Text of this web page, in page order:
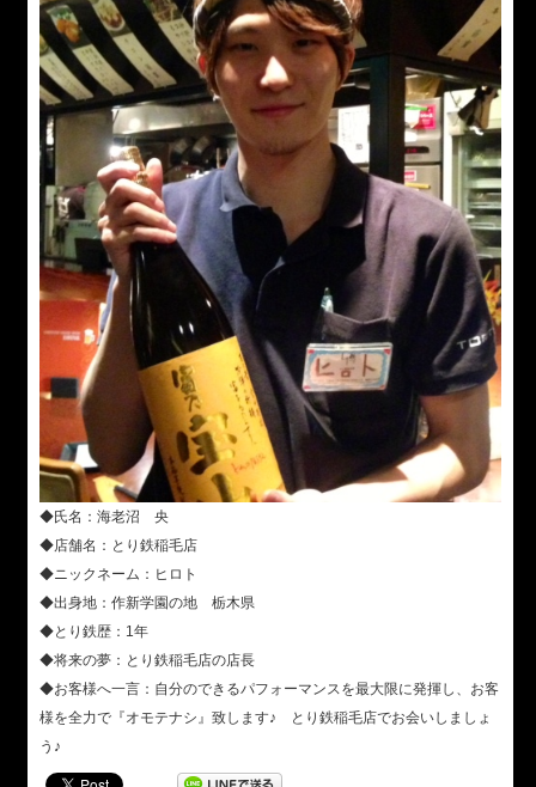
◆氏名：海老沼 央
◆店舗名：とり鉄稲毛店
◆ニックネーム：ヒロト
◆出身地：作新学園の地 栃木県
◆とり鉄歴：1年
◆将来の夢：とり鉄稲毛店の店長
◆お客様へ一言：自分のできるパフォーマンスを最大限に発揮し、お客
様を全力で『オモテナシ』致します♪ とり鉄稲毛店でお会いしましょ
う♪